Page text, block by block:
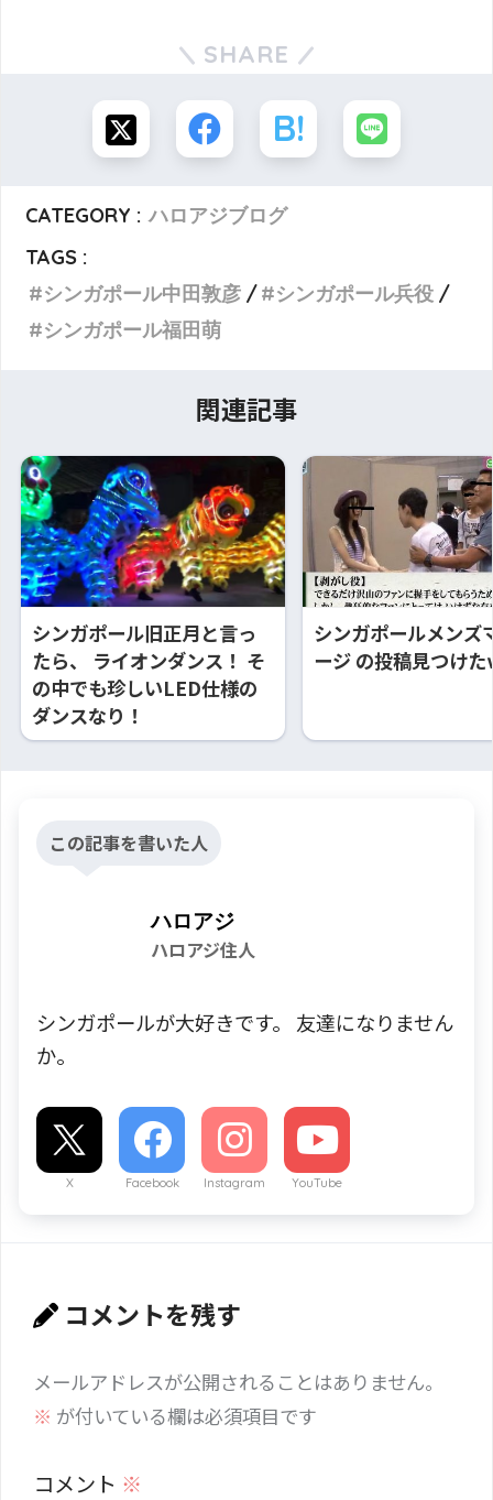
SHARE
CATEGORY : ハロアジブログ
TAGS :
シンガポール中田敦彦
シンガポール兵役
シンガポール福田萌
関連記事
シンガポール旧正月と言っ
たら、 ライオンダンス！ そ
の中でも珍しいLED仕様の
ダンスなり！
シンガポールメンズ
ージ の投稿見つけた
この記事を書いた人
ハロアジ
ハロアジ住人
シンガポールが大好きです。 友達になりません
か。
X Facebook Instagram YouTube
コメントを残す
メールアドレスが公開されることはありません。
※ が付いている欄は必須項目です
コメント ※